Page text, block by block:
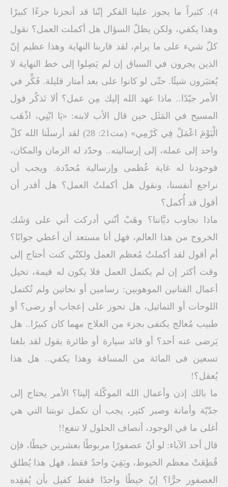
4). كثيراً ما يجوز علينا الفكر إنّنا قد أنجزنا جزءًا كبيرًا
وهذا يكفي، ولكن يظلّ السؤال هل أكملت العمل؟ نقول
كلّ شيء على ما يرام، لقد قاربنا النهاية وهذا عظيم إنّ
الذين يجرون في السباق إن لم يَصِلوا إلى خط النهاية لا
يُعتبَرون شيئًا. حتّى لو كانوا على بعد أمتار قليلة. فَكِّر في
الأمر جيّدًا.. ماذا عهد الله إليك مِن عمل؟ ألا تَذكُر قول
المسيح في المَثَل حين قال الأب لابنه: «يَا ابْنِي، اذْهَب
الْيَوْمَ اعْمَلْ فِي كَرْمِي» (مت21: 28) لقد أرسلَنا الله كلّ
واحد إلى عمله، إلى إرساليته.. وحدّد له الزمان والمكان،
فوجودنا له غاية عُظمى وإرسالية مُحدّدة. ويجب أن
نراجع أنفسنا، ونقول هل أكملتُ العمل؟ هل أقدر أن
أقول قد أُكمل؟
ماذا نجاوب ديَّاننا؟ وهَبْ أنّني أدركت أني على وَشَك
الخروج من هذا العالم، فهل أنا مستعد أن أعطي جوابًا؟
أم أقول لقد أكملتُ مُعظم العمل ولكنّي كنت أحتاج إلى
وقت أكثر إن لم يكتمل العمل فلا يكون له قيمة، تخيل
أعمال الفنانين الموهوبين: رسامين أو نحاتين ولم تُكتمل
اللوحات أو التماثيل، هل تحوز على إعجاب أو رضى؟ أو
طبيب مُعالج يكتفى بجزء من العلاج مهما كان كبيرًا.. هل
يَرضى عنه أحد؟ أو قائد سيارة أو طائرة يقول لقد بلغنا
تسعين فى المائة من المسافة وهذا يكفي.. هل هذا
يُعقل؟!
ما بالك إذن وأعمال الله الموكّلة إلينا؟ الأمر يحتاج إلى
جدّيّة وأمانة وصبر كثير، يجب أن نكمل توبتنا التي هي
أغلى ما في الوجود، أنصاف الحلول لا تنفع!!
قال أحد الآباء: لو أنّ عصفورًا مربوطًا بعشرين خيطًا، فإن
قُطِعَتْ معظم الخيوط، وبَقِيَ واحدٌ فقط، فهل هذا يُطلق
العصفور حرًّا؟ إنّ خيطًا واحدًا فقط كفيل بأن يُفقِده